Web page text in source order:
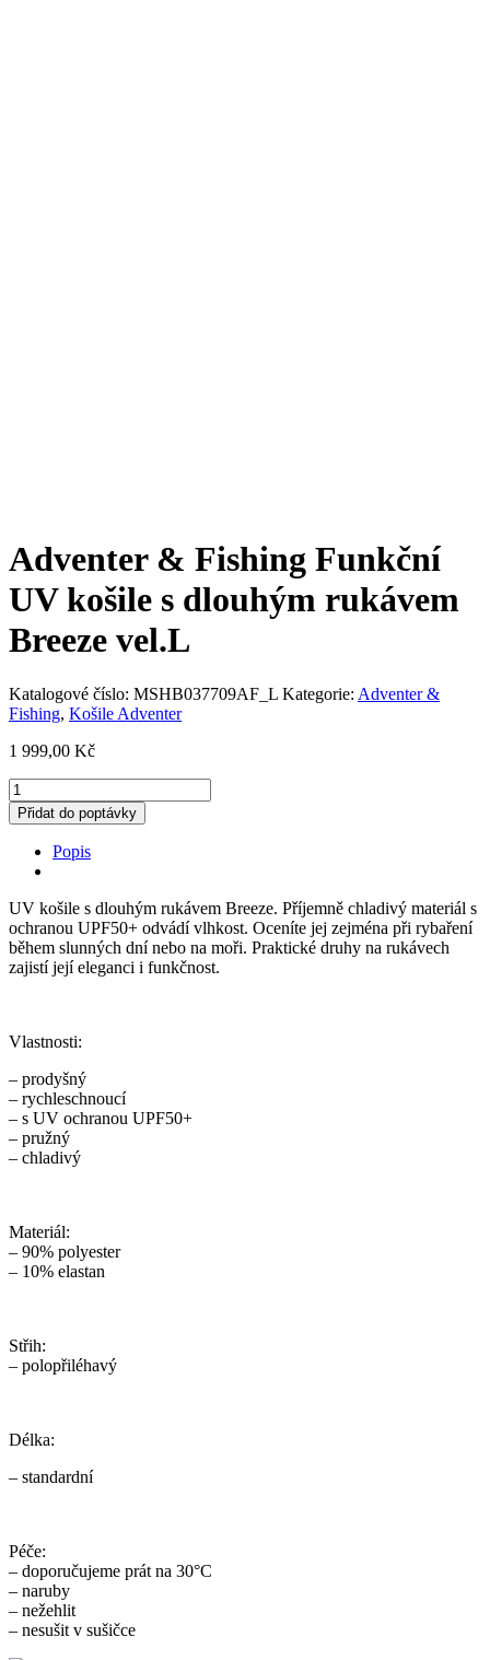
Adventer & Fishing Funkční
UV košile s dlouhým rukávem
Breeze vel.L
Katalogové číslo: MSHB037709AF_L Kategorie: Adventer &
Fishing, Košile Adventer
1 999,00 Kč
Adventer
&
Fishing
Funkční
s
dlouhým
rukávem
Breeze
Přidat do poptávky
Popis
UV košile s dlouhým rukávem Breeze. Příjemně chladivý materiál s
ochranou UPF50+ odvádí vlhkost. Oceníte jej zejména při rybaření
během slunných dní nebo na moři. Praktické druhy na rukávech
zajistí její eleganci i funkčnost.
Vlastnosti:
– prodyšný
– rychleschnoucí
– s UV ochranou UPF50+
– pružný
– chladivý
Materiál:
– 90% polyester
– 10% elastan
Střih:
– polopřiléhavý
Délka:
– standardní
Péče:
– doporučujeme prát na 30°C
– naruby
– nežehlit
– nesušit v sušičce